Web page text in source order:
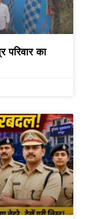
परिवार का